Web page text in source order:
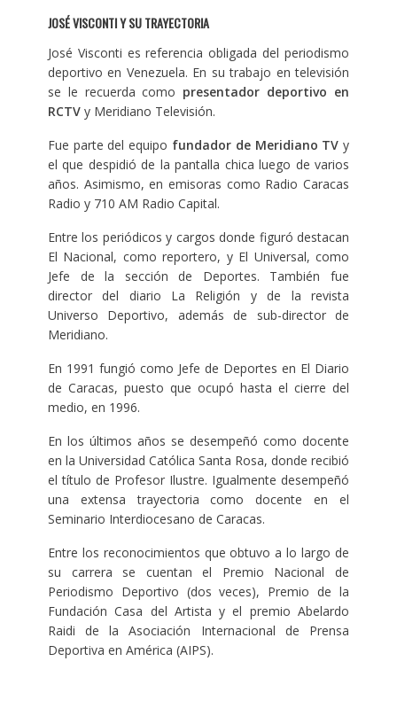
JOSÉ VISCONTI Y SU TRAYECTORIA
José Visconti es referencia obligada del periodismo
deportivo en Venezuela. En su trabajo en televisión
se le recuerda como presentador deportivo en
RCTVy Meridiano Televisión.
Fue parte del equipo fundador de Meridiano TV y
el que despidió de la pantalla chica luego de varios
años. Asimismo, en emisoras como Radio Caracas
Radio y 710 AM Radio Capital.
Entre los periódicos y cargos donde figuró destacan
El Nacional, como reportero, y El Universal, como
Jefe de la sección de Deportes. También fue
director del diario La Religión y de la revista
Universo Deportivo, además de sub-director de
Meridiano.
En 1991 fungió como Jefe de Deportes en El Diario
de Caracas, puesto que ocupó hasta el cierre del
medio, en 1996.
En los últimos años se desempeñó como docente
en la Universidad Católica Santa Rosa, donde recibió
el título de Profesor Ilustre. Igualmente desempeñó
una extensa trayectoria como docente en el
Seminario Interdiocesano de Caracas.
Entre los reconocimientos que obtuvo a lo largo de
su carrera se cuentan el Premio Nacional de
Periodismo Deportivo (dos veces), Premio de la
Fundación Casa del Artista y el premio Abelardo
Raidi de la Asociación Internacional de Prensa
Deportiva en América (AIPS).